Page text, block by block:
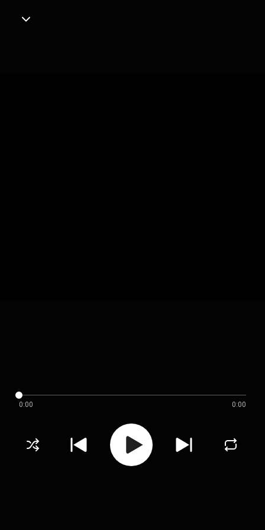
0:00 0:00